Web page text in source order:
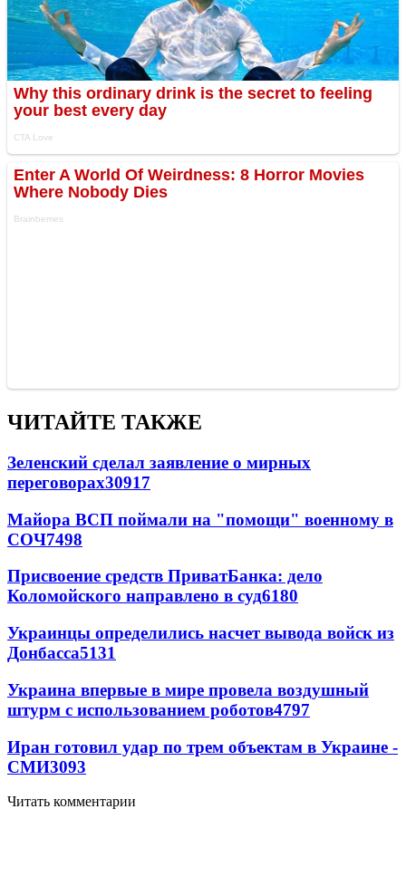
ЧИТАЙТЕ ТАКЖЕ
Зеленский сделал заявление о мирных
переговорах30917
Майора ВСП поймали на "помощи" военному в
СОЧ7498
Присвоение средств ПриватБанка: дело
Коломойского направлено в суд6180
Украинцы определились насчет вывода войск из
Донбасса5131
Украина впервые в мире провела воздушный
штурм с использованием роботов4797
Иран готовил удар по трем объектам в Украине -
СМИ3093
Читать комментарии